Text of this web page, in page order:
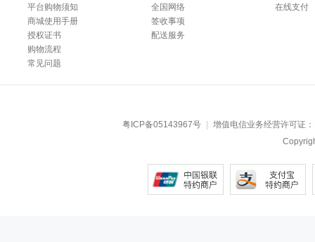
平台购物须知
商城使用手册
授权证书
购物流程
常见问题
全国网络
签收事项
配送服务
在线支付
粤ICP备05143967号 增值电信业务经营许可证：